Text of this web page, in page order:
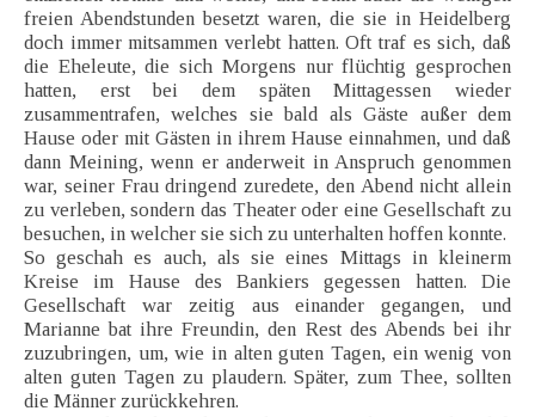
freien Abendstunden besetzt waren, die sie in Heidelberg
doch immer mitsammen verlebt hatten. Oft traf es sich, daß
die Eheleute, die sich Morgens nur flüchtig gesprochen
hatten, erst bei dem späten Mittagessen wieder
zusammentrafen, welches sie bald als Gäste außer dem
Hause oder mit Gästen in ihrem Hause einnahmen, und daß
dann Meining, wenn er anderweit in Anspruch genommen
war, seiner Frau dringend zuredete, den Abend nicht allein
zu verleben, sondern das Theater oder eine Gesellschaft zu
besuchen, in welcher sie sich zu unterhalten hoffen konnte.
So geschah es auch, als sie eines Mittags in kleinerm
Kreise im Hause des Bankiers gegessen hatten. Die
Gesellschaft war zeitig aus einander gegangen, und
Marianne bat ihre Freundin, den Rest des Abends bei ihr
zuzubringen, um, wie in alten guten Tagen, ein wenig von
alten guten Tagen zu plaudern. Später, zum Thee, sollten
die Männer zurückkehren.